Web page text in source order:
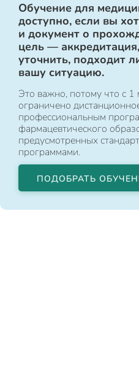
Обучение для
доступно, если вы
и документ о
цель —
уточнить, подходит
вашу ситуацию.
Это важно, потому что с
ограничено
профессиональным
фармацевтического
предусмотренных
программами.
ПОДОБРАТЬ